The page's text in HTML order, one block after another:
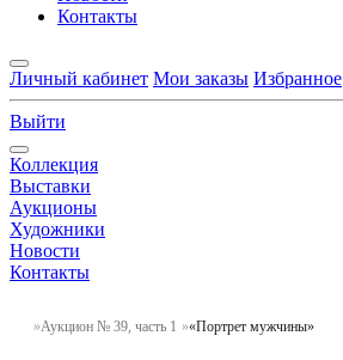
Контакты
Личный кабинет Мои заказы Избранное
Выйти
Коллекция
Выставки
Аукционы
Художники
Новости
Контакты
Аукцион № 39, часть 1 «Портрет мужчины»